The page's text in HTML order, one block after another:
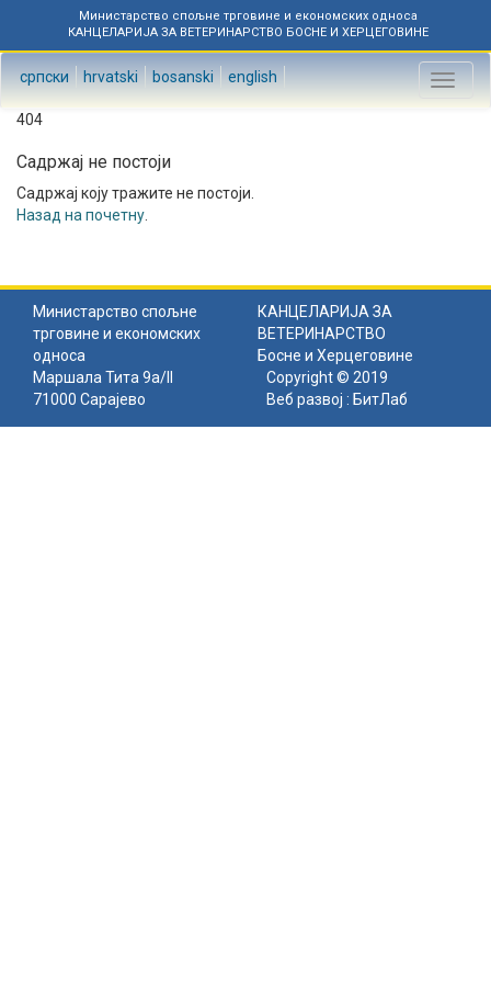
Министарство спољне трговине и економских односа
КАНЦЕЛАРИЈА ЗА ВЕТЕРИНАРСТВО БОСНЕ И ХЕРЦЕГОВИНЕ
српски hrvatski bosanski english
Toggle
404
Садржај не постоји
Садржај коју тражите не постоји.
Назад на почетну
Министарство спољне
трговине и економских
односа
КАНЦЕЛАРИЈА ЗА
ВЕТЕРИНАРСТВО
Босне и Херцеговине
Маршала Тита 9а/II
71000 Сарајево
Copyright © 2019
Веб развој : БитЛаб